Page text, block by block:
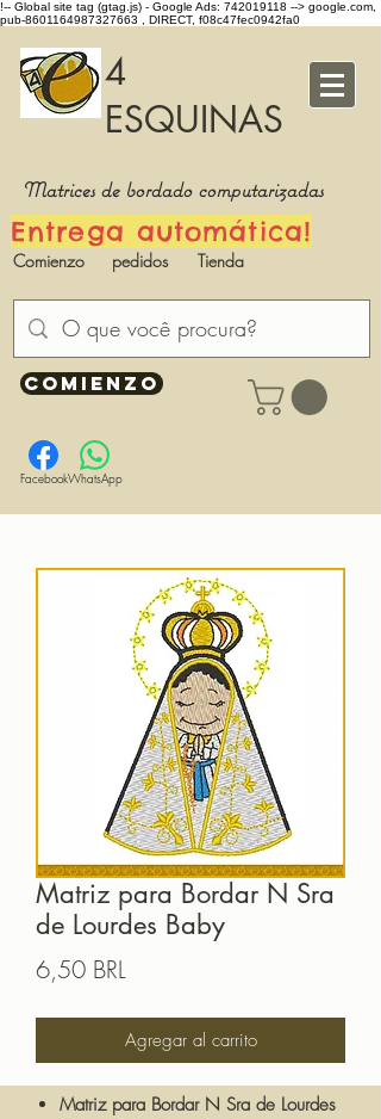
!-- Global site tag (gtag.js) - Google Ads: 742019118 --> google.com,
pub-8601164987327663 , DIRECT, f08c47fec0942fa0
4
ESQUINAS
Matrices de bordado computarizadas
Entrega automática!
Comienzo pedidos Tienda
COMIENZO
FacebookWhatsApp
Matriz para Bordar N Sra
de Lourdes Baby
6,50 BRL
Agregar al carrito
Matriz para Bordar N Sra de Lourdes